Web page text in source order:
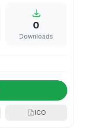
0
Downloads
ICO